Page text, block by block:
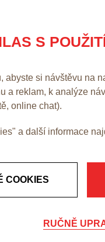
S
abyste si návštěvu na
a reklam, k analýze
online chat).
a další informace
COOKIES
RUČNĚ